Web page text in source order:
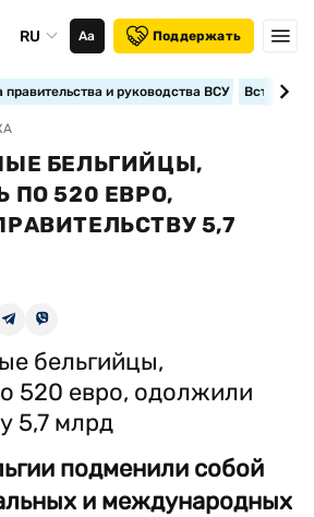
RU Аа Поддержать
правительства и руководства ВСУ
БЕЛЬГИЙЦЫ,
520 ЕВРО,
5,7
подменили собой
и международных